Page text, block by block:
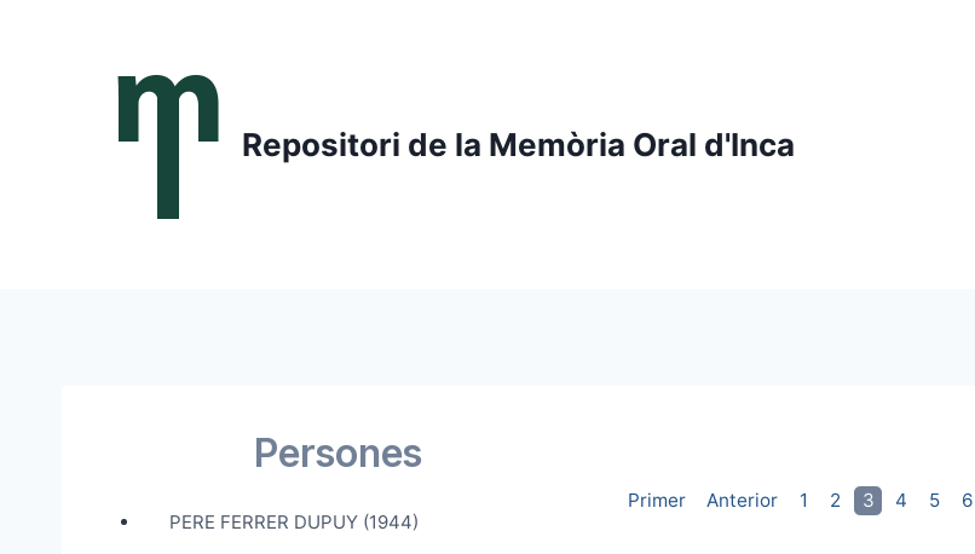
Repositori de la Memòria Oral d'Inca
Persones
PERE FERRER DUPUY (1944)
Primer Anterior 1 2 3 4 5 6